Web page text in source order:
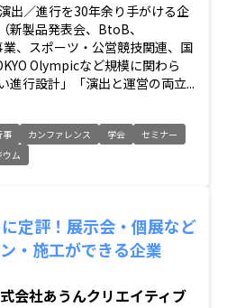
出／進行を30年余り手がける企
新製品発表会、BtoB、
、スポーツ・公営競技関連、国
Olympicなど規模に関わら
進行設計」「演出と運営の両立...
事 カンファレンス 学会
セミナー
ウム
定評！展示会・個展など
・施工ができる企業
会社あうんクリエイティブ